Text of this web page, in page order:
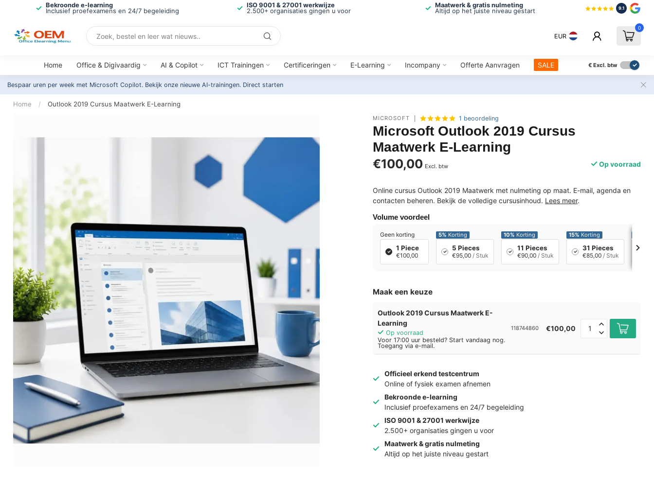
Bekroonde e-learning
Inclusief proefexamens en 24/7 begeleiding
ISO 9001 & 27001 werkwijze
2.500+ organisaties gingen u voor
Maatwerk & gratis nulmeting
Altijd op het juiste niveau gestart
9.1
EUR
0
Home Office & Digivaardig AI & Copilot ICT Trainingen Certificeringen E-Learning Incompany Offerte Aanvragen SALE € Excl. btw
Bespaar uren per week met Microsoft Copilot. Bekijk onze nieuwe AI-trainingen. Direct starten
Home / Outlook 2019 Cursus Maatwerk E-Learning
MICROSOFT 1 beoordeling
Microsoft Outlook 2019 Cursus
Maatwerk E-Learning
€100,00 Excl. btw Op voorraad
Online cursus Outlook 2019 Maatwerk met nulmeting op maat. E-mail, agenda en
contacten beheren. Bekijk de volledige cursusinhoud. Lees meer.
Volume voordeel
Geen korting
1 Piece
€100,00
5% Korting
5 Pieces
€95,00 / Stuk
10% Korting
11 Pieces
€90,00 / Stuk
15% Korting
31 Pieces
€85,00 / Stuk
Maak een keuze
Outlook 2019 Cursus Maatwerk E-
Learning
Op voorraad
Voor 17:00 uur besteld? Start vandaag nog.
Toegang via e-mail.
118744860 €100,00
Officieel erkend testcentrum
Online of fysiek examen afnemen
Bekroonde e-learning
Inclusief proefexamens en 24/7 begeleiding
ISO 9001 & 27001 werkwijze
2.500+ organisaties gingen u voor
Maatwerk & gratis nulmeting
Altijd op het juiste niveau gestart